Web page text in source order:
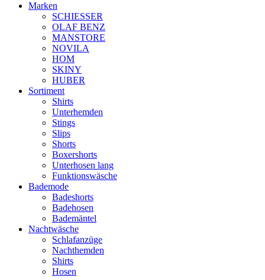
Marken
SCHIESSER
OLAF BENZ
MANSTORE
NOVILA
HOM
SKINY
HUBER
Sortiment
Shirts
Unterhemden
Stings
Slips
Shorts
Boxershorts
Unterhosen lang
Funktionswäsche
Bademode
Badeshorts
Badehosen
Bademäntel
Nachtwäsche
Schlafanzüge
Nachthemden
Shirts
Hosen